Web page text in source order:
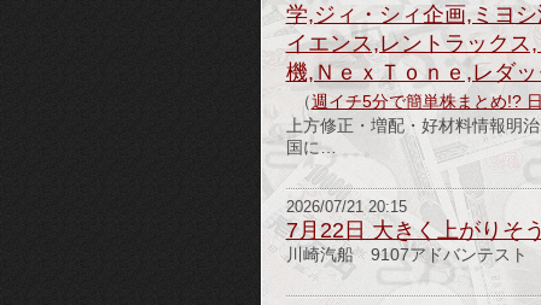
学,ジィ・シィ企画,ミヨ
イエンス,レントラック
機,ＮｅｘＴｏｎｅ,レダ
（週イチ5分で簡単株まとめ!?
上方修正・増配・好材料情報明
国に…
2026/07/21 20:15
7月22日 大きく上がりそ
川崎汽船 9107アドバンテスト